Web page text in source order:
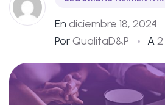
En diciembre 18, 2024
PorQualitaD&P A